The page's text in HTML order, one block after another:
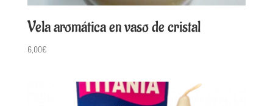
Vela aromática en vaso de cristal
6,00€